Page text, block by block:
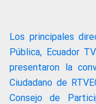
Los principales
Pública, Ecuador
presentaron la
Ciudadano de
Consejo de